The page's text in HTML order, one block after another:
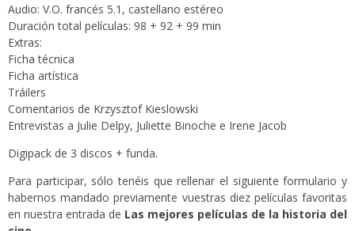
Audio: V.O. francés 5.1, castellano estéreo
Duración total películas: 98 + 92 + 99 min
Extras:
Ficha técnica
Ficha artística
Tráilers
Comentarios de Krzysztof Kieslowski
Entrevistas a Julie Delpy, Juliette Binoche e Irene Jacob
Digipack de 3 discos + funda.
Para participar, sólo tenéis que rellenar el siguiente formulario y
habernos mandado previamente vuestras diez películas favoritas
en nuestra entrada de Las mejores películas de la historia del